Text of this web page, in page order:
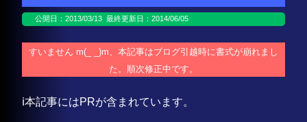
公開日：2013/03/13 最終更新日：2014/06/05
すいません m(_ _)m、本記事はブログ引越時に書式が崩れまし
た。順次修正中です。
ℹ️本記事にはPRが含まれています。